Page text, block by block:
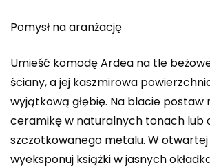
Pomysł na aranżację
Umieść komodę Ardea na tle
ściany, a jej kaszmirowa
wyjątkową głębię. Na blacie postaw
ceramikę w naturalnych tonach lub
szczotkowanego metalu. W
wyeksponuj książki w jasnych